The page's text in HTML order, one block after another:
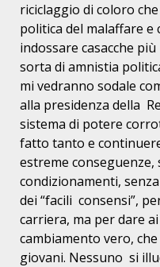
riciclaggio di coloro
politica del malaffare e
indossare casacche più
sorta di amnistia
mi vedranno sodale
alla presidenza della
sistema di potere
fatto tanto e
estreme conseguenze,
condizionamenti,
dei “facili consensi”,
carriera, ma per dare
cambiamento vero,
giovani. Nessuno si